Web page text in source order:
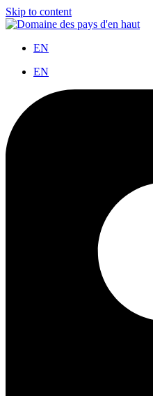
Skip to content
EN
EN